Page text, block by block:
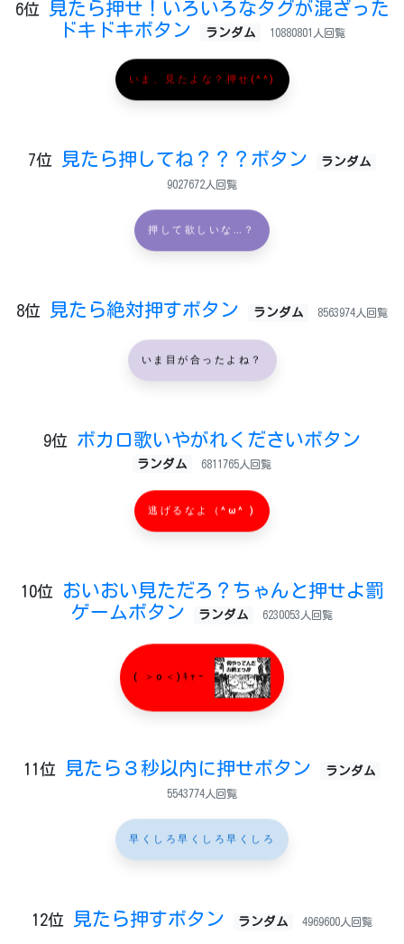
6位
見たら押せ！いろいろなタグが混ざった
ドキドキボタン
ランダム 10880801人回覧
いま、見たよな？押せ(^^)
7位 見たら押してね？？？ボタン ランダム
9027672人回覧
押して欲しいな…？
8位 見たら絶対押すボタン ランダム 8563974人回覧
いま目が合ったよね？
9位 ボカロ歌いやがれくださいボタン
ランダム 6811765人回覧
逃げるなよ（^ω^ )
10位
おいおい見ただろ？ちゃんと押せよ罰
ゲームボタン
ランダム 6230053人回覧
( ＞o＜)ｷｬｰ
11位 見たら３秒以内に押せボタン ランダム
5543774人回覧
早くしろ早くしろ早くしろ
12位 見たら押すボタン ランダム 4969600人回覧